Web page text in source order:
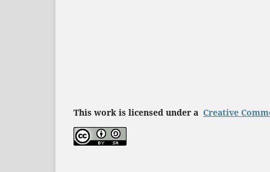
This work is licensed under a Creative